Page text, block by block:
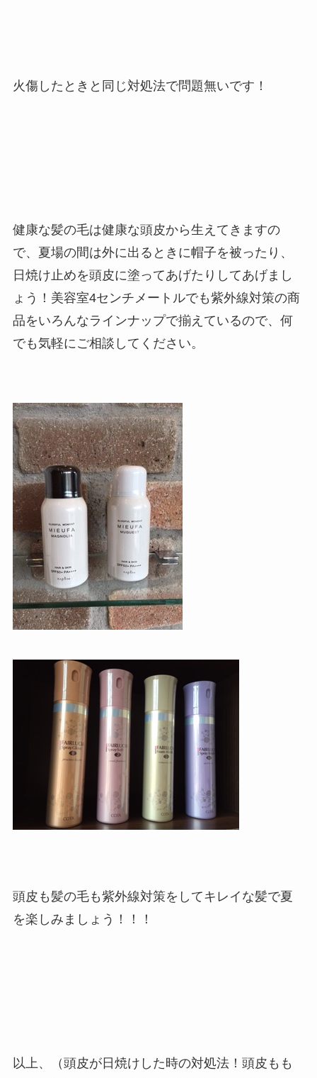
火傷したときと同じ対処法で問題無いです！
健康な髪の毛は健康な頭皮から生えてきますの
で、夏場の間は外に出るときに帽子を被ったり、
日焼け止めを頭皮に塗ってあげたりしてあげまし
ょう！美容室4センチメートルでも紫外線対策の商
品をいろんなラインナップで揃えているので、何
でも気軽にご相談してください。
頭皮も髪の毛も紫外線対策をしてキレイな髪で夏
を楽しみましょう！！！
以上、（頭皮が日焼けした時の対処法！頭皮もも